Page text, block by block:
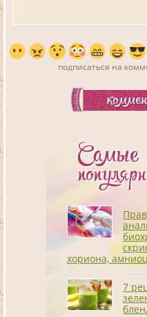
подписаться на
Самые
хориона,
7